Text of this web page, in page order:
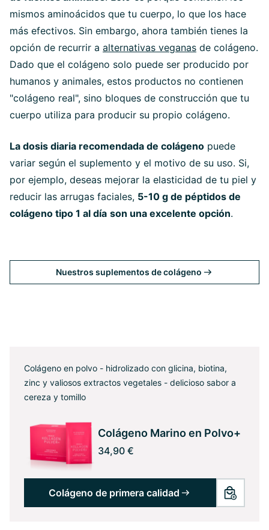
mismos aminoácidos que tu cuerpo, lo que los hace
más efectivos. Sin embargo, ahora también tienes la
opción de recurrir a alternativas veganas de colágeno.
Dado que el colágeno solo puede ser producido por
humanos y animales, estos productos no contienen
"colágeno real", sino bloques de construcción que tu
cuerpo utiliza para producir su propio colágeno.
La dosis diaria recomendada de colágeno puede
variar según el suplemento y el motivo de su uso. Si,
por ejemplo, deseas mejorar la elasticidad de tu piel y
reducir las arrugas faciales, 5-10 g de péptidos de
colágeno tipo 1 al día son una excelente opción.
Nuestros suplementos de colágeno
Colágeno en polvo - hidrolizado con glicina, biotina,
zinc y valiosos extractos vegetales - delicioso sabor a
cereza y tomillo
Colágeno Marino en Polvo+
34,90 €
Colágeno de primera calidad